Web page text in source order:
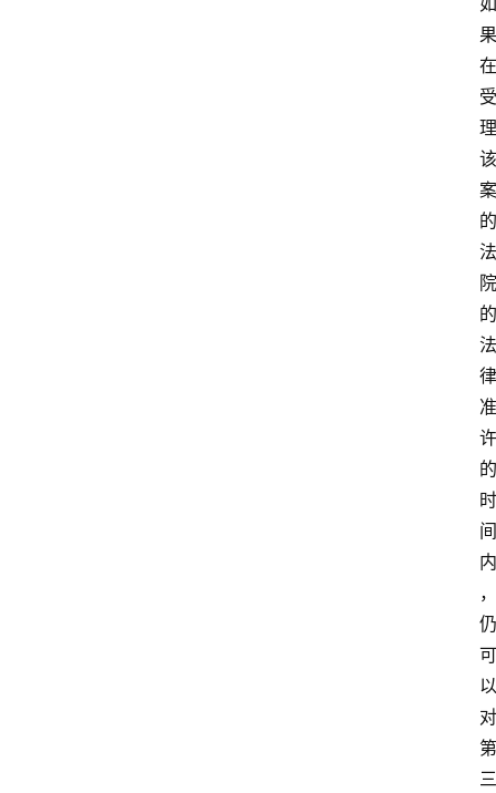
果
在
受
理
该
案
的
法
院
的
法
律
准
许
的
时
间
内
，
仍
可
以
对
第
三